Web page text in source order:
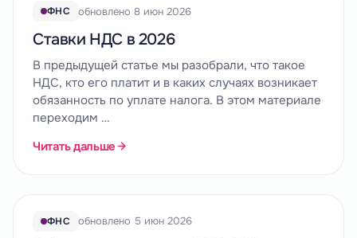
ФНС обновлено 8 июн 2026
Ставки НДС в 2026
В предыдущей статье мы разобрали, что такое
НДС, кто его платит и в каких случаях возникает
обязанность по уплате налога. В этом материале
переходим …
Читать дальше
ФНС обновлено 5 июн 2026